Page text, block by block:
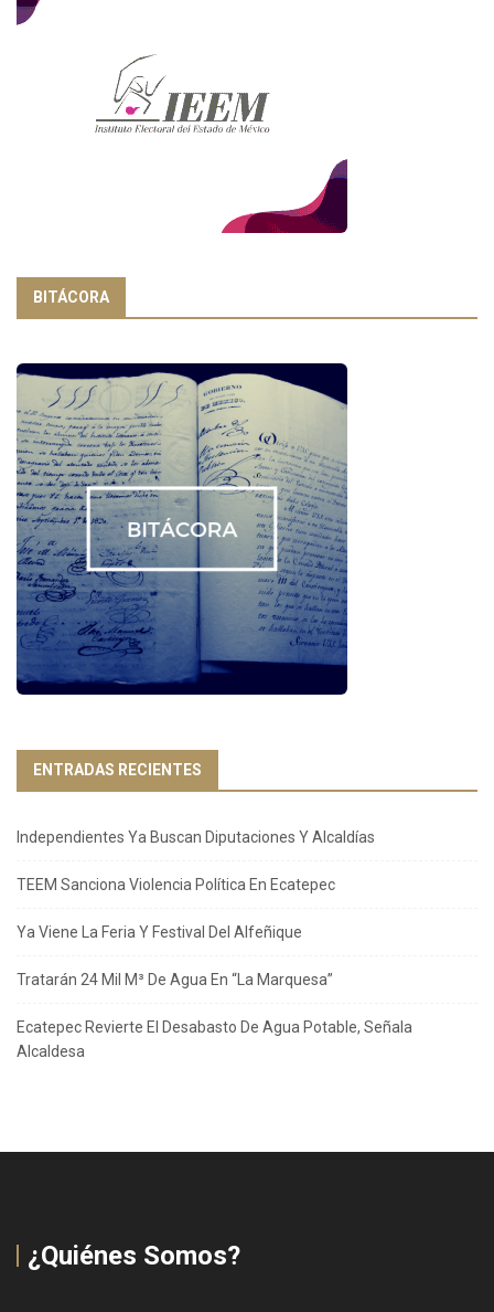
BITÁCORA
ENTRADAS RECIENTES
Independientes Ya Buscan Diputaciones Y Alcaldías
TEEM Sanciona Violencia Política En Ecatepec
Ya Viene La Feria Y Festival Del Alfeñique
Tratarán 24 Mil M³ De Agua En “La Marquesa”
Ecatepec Revierte El Desabasto De Agua Potable, Señala
Alcaldesa
¿Quiénes Somos?